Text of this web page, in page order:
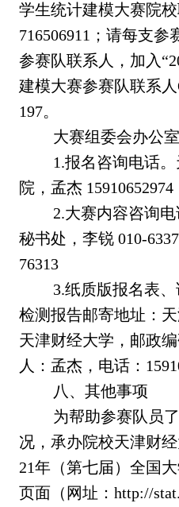
学生统计建模大赛院校
716506911；请每支
参赛队联系人，加入
建模大赛参赛队联系
197。
大赛组委会办公
1.报名咨询电话
院，孟杰
2.大赛内容咨询
秘书处，李锐 010-
76313
3.纸质版报名表
检测报告邮寄地址：
天津财经大学，邮政
人：孟杰，电话：
八、其他事项
为帮助参赛队员
况，承办院校天津财
21年（第七届）全国
页面（网址：http://